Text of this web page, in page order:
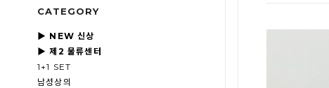
CATEGORY
▶ NEW 신상
▶ 제2 물류센터
1+1 SET
남성상의